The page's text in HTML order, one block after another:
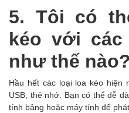
5. Tôi có
kéo với
như thế nào?
Hầu hết các loại loa kéo hiện
USB, thẻ nhớ. Bạn có thể dễ
tính bảng hoặc máy tính để